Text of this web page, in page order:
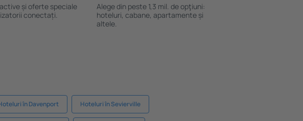
și oferte speciale
conectați.
Alege din peste 1,3 mil. de opţiuni:
hoteluri, cabane, apartamente și
altele.
în Davenport Hoteluri în Sevierville